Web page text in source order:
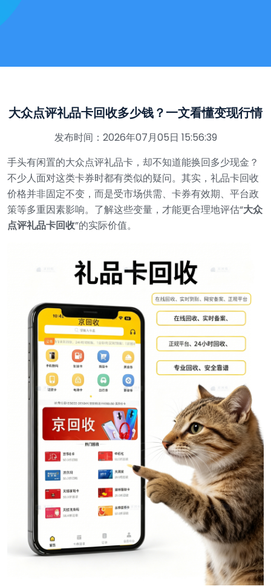
大众点评礼品卡回收多少钱？一文看懂变现行情
发布时间：2026年07月05日 15:56:39
手头有闲置的大众点评礼品卡，却不知道能换回多少现金？
不少人面对这类卡券时都有类似的疑问。其实，礼品卡回收
价格并非固定不变，而是受市场供需、卡券有效期、平台政
策等多重因素影响。了解这些变量，才能更合理地评估“大众
点评礼品卡回收”的实际价值。